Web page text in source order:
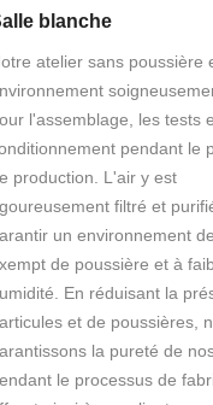
blanche
atelier sans poussière
l'assemblage, les tests
pendant le
production. L'air y est
filtré et
un environnement
de poussière et à
En réduisant la
et de poussières,
la pureté de
le processus de